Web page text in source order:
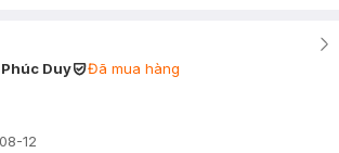
Duy
Đã mua hàng
12